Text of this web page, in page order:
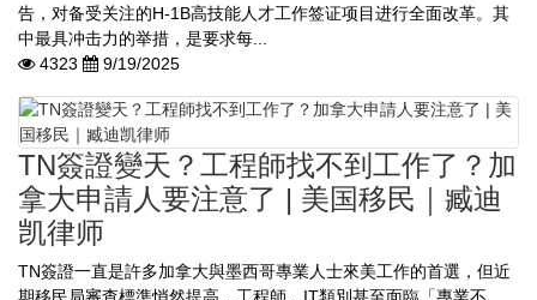
告，对备受关注的H-1B高技能人才工作签证项目进行全面改革。其
中最具冲击力的举措，是要求每...
4323
9/19/2025
TN簽證變天？工程師找不到工作了？加
拿大申請人要注意了 | 美国移民｜臧迪
凯律师
TN簽證一直是許多加拿大與墨西哥專業人士來美工作的首選，但近